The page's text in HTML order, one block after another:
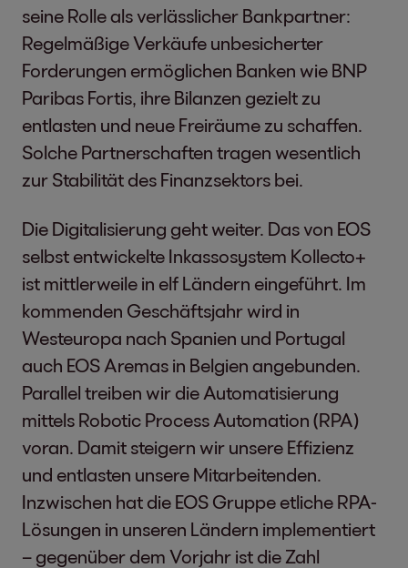
seine Rolle als verlässlicher Bankpartner:
Regelmäßige Verkäufe unbesicherter
Forderungen ermöglichen Banken wie BNP
Paribas Fortis, ihre Bilanzen gezielt zu
entlasten und neue Freiräume zu schaffen.
Solche Partnerschaften tragen wesentlich
zur Stabilität des Finanzsektors bei.
Die Digitalisierung geht weiter. Das von EOS
selbst entwickelte Inkassosystem Kollecto+
ist mittlerweile in elf Ländern eingeführt. Im
kommenden Geschäftsjahr wird in
Westeuropa nach Spanien und Portugal
auch EOS Aremas in Belgien angebunden.
Parallel treiben wir die Automatisierung
mittels Robotic Process Automation (RPA)
voran. Damit steigern wir unsere Effizienz
und entlasten unsere Mitarbeitenden.
Inzwischen hat die EOS Gruppe etliche RPA-
Lösungen in unseren Ländern implementiert
– gegenüber dem Vorjahr ist die Zahl